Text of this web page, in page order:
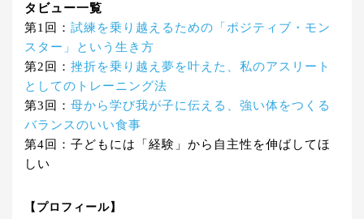
タビュー一覧
第1回： 試練を乗り越えるための「ポジティブ・モン
スター」という生き方
第2回： 挫折を乗り越え夢を叶えた、私のアスリート
としてのトレーニング法
第3回： 母から学び我が子に伝える、強い体をつくる
バランスのいい食事
第4回：子どもには「経験」から自主性を伸ばしてほ
しい
【プロフィール】